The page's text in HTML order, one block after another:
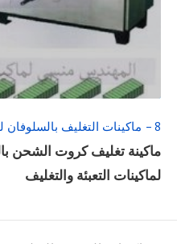
8 – ماكينات التغليف بالسلوفان للعلب 3 دي و ماكينات لصق ليبل
ماكينة تغليف كروت الشحن
لماكينات التعبئة والتغليف